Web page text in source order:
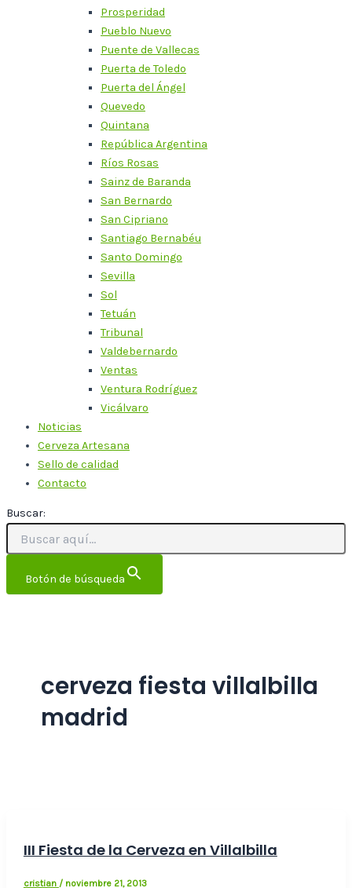
Prosperidad
Pueblo Nuevo
Puente de Vallecas
Puerta de Toledo
Puerta del Ángel
Quevedo
Quintana
República Argentina
Ríos Rosas
Sainz de Baranda
San Bernardo
San Cipriano
Santiago Bernabéu
Santo Domingo
Sevilla
Sol
Tetuán
Tribunal
Valdebernardo
Ventas
Ventura Rodríguez
Vicálvaro
Noticias
Cerveza Artesana
Sello de calidad
Contacto
Buscar:
Botón de búsqueda
cerveza fiesta villalbilla
madrid
III Fiesta de la Cerveza en Villalbilla
cristian / noviembre 21, 2013